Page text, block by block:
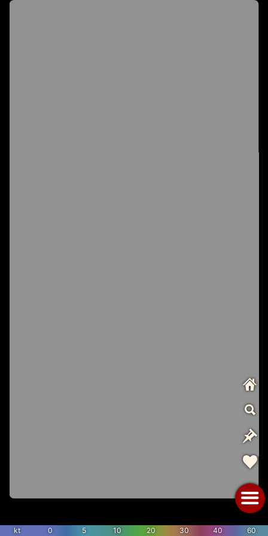
kt 0 5 10 20 30 40 60